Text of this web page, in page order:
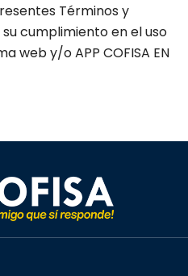
Términos y
cumplimiento en el uso
web y/o APP COFISA EN